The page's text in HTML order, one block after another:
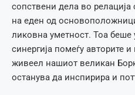
сопствени дела во
на еден од
ликовна уметност. Тоа
синергија помеѓу авторите
живеел нашиот великан
останува да инспирира и